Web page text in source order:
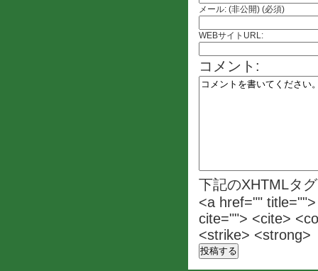
メール: (非公開) (必須)
WEBサイトURL:
コメント:
下記のXHTMLタ
<a href=""
cite=""> <cite>
<strike> <strong>